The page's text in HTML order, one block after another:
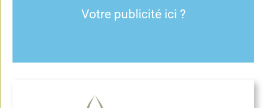
Votre publicité ici ?
C'est possible !